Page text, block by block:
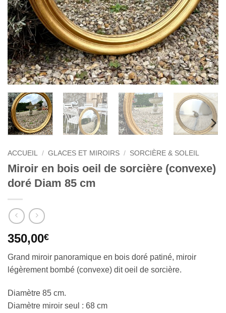
ACCUEIL / GLACES ET MIROIRS / SORCIÈRE & SOLEIL
Miroir en bois oeil de sorcière (convexe)
doré Diam 85 cm
350,00€
Grand miroir panoramique en bois doré patiné, miroir
légèrement bombé (convexe) dit oeil de sorcière.
Diamètre 85 cm.
Diamètre miroir seul : 68 cm